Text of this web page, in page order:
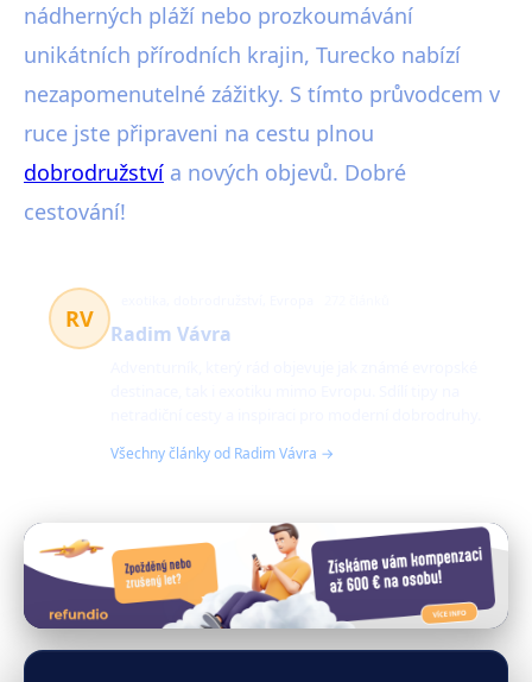
nádherných pláží nebo prozkoumávání
unikátních přírodních krajin, Turecko nabízí
nezapomenutelné zážitky. S tímto průvodcem v
ruce jste připraveni na cestu plnou
dobrodružství a nových objevů. Dobré
cestování!
RV
Radim Vávra
Všechny články od Radim Vávra →